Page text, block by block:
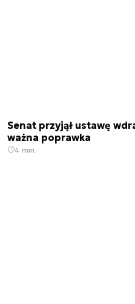
Senat przyjął ustawę
ważna poprawka
4 min.